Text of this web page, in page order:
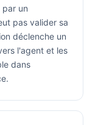
par un
pas valider sa
déclenche un
l'agent et les
dans